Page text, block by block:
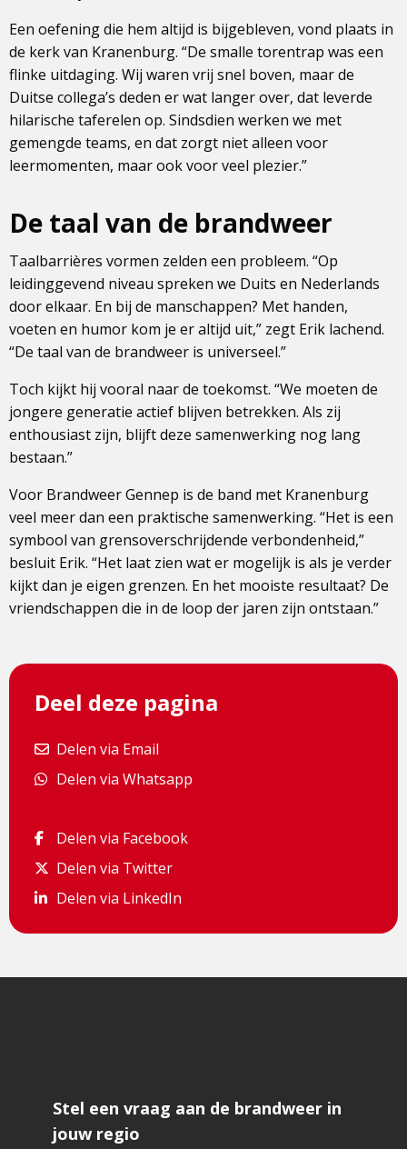
Een oefening die hem altijd is bijgebleven, vond plaats in
de kerk van Kranenburg. “De smalle torentrap was een
flinke uitdaging. Wij waren vrij snel boven, maar de
Duitse collega’s deden er wat langer over, dat leverde
hilarische taferelen op. Sindsdien werken we met
gemengde teams, en dat zorgt niet alleen voor
leermomenten, maar ook voor veel plezier.”
De taal van de brandweer
Taalbarrières vormen zelden een probleem. “Op
leidinggevend niveau spreken we Duits en Nederlands
door elkaar. En bij de manschappen? Met handen,
voeten en humor kom je er altijd uit,” zegt Erik lachend.
“De taal van de brandweer is universeel.”
Toch kijkt hij vooral naar de toekomst. “We moeten de
jongere generatie actief blijven betrekken. Als zij
enthousiast zijn, blijft deze samenwerking nog lang
bestaan.”
Voor Brandweer Gennep is de band met Kranenburg
veel meer dan een praktische samenwerking. “Het is een
symbool van grensoverschrijdende verbondenheid,”
besluit Erik. “Het laat zien wat er mogelijk is als je verder
kijkt dan je eigen grenzen. En het mooiste resultaat? De
vriendschappen die in de loop der jaren zijn ontstaan.”
Deel deze pagina
Delen via Email
Delen via Email
Delen via Whatsapp
Delen via Whatsapp
Delen via Facebook
Delen via Facebook
Delen via Twitter
Delen via Twitter
Delen via LinkedIn
Delen via LinkedIn
Stel een vraag aan de brandweer in
jouw regio